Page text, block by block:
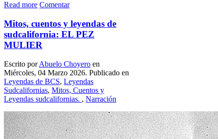
Read more Comentar
Mitos, cuentos y leyendas de
sudcalifornia: EL PEZ
MULIER
Escrito porAbuelo Choyero en
Miércoles, 04 Marzo 2026. Publicado en
Leyendas de BCS, Leyendas
Sudcalifornias, Mitos, Cuentos y
Leyendas sudcalifornias. , Narración